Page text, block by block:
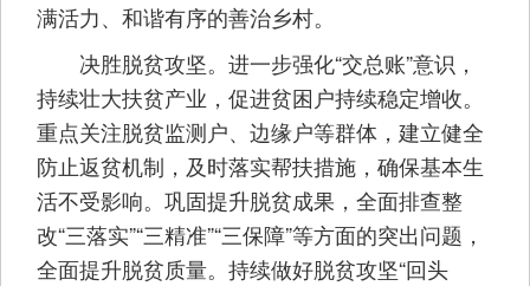
满活力、和谐有序的善治乡村。
决胜脱贫攻坚。进一步强化“交总账”意识，
持续壮大扶贫产业，促进贫困户持续稳定增收。
重点关注脱贫监测户、边缘户等群体，建立健全
防止返贫机制，及时落实帮扶措施，确保基本生
活不受影响。巩固提升脱贫成果，全面排查整
改“三落实”“三精准”“三保障”等方面的突出问题，
全面提升脱贫质量。持续做好脱贫攻坚“回头